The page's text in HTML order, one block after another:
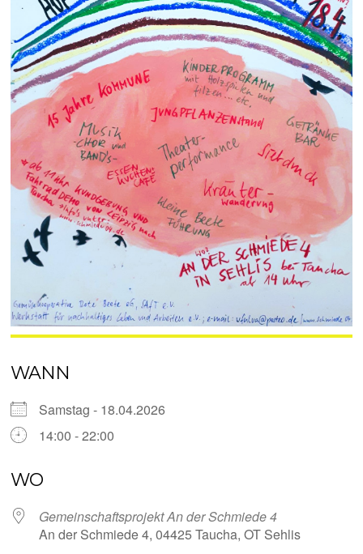
WANN
Samstag - 18.04.2026
14:00 - 22:00
WO
Gemeinschaftsprojekt An der Schmiede 4
An der Schmiede 4, 04425 Taucha, OT Sehlis